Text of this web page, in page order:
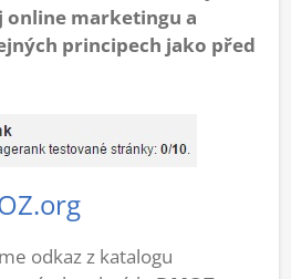
online marketingu a
principech jako před
odkaz z katalogu